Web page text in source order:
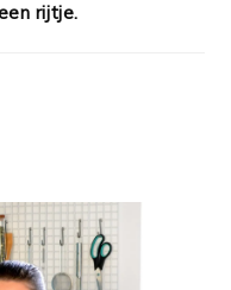
rijtje.